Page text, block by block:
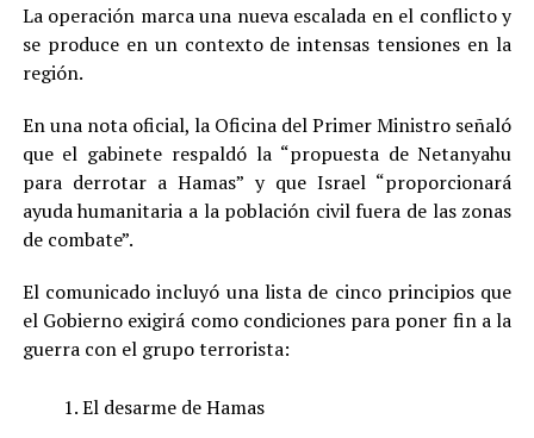
La operación marca una nueva escalada en el conflicto y
se produce en un contexto de intensas tensiones en la
región.
En una nota oficial, la Oficina del Primer Ministro señaló
que el gabinete respaldó la “propuesta de Netanyahu
para derrotar a Hamas” y que Israel “proporcionará
ayuda humanitaria a la población civil fuera de las zonas
de combate”.
El comunicado incluyó una lista de cinco principios que
el Gobierno exigirá como condiciones para poner fin a la
guerra con el grupo terrorista:
El desarme de Hamas